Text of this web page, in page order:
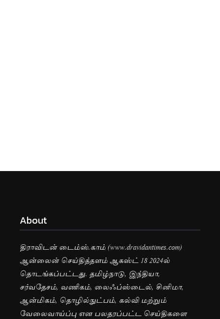
About
திராவிடன் டைம்ஸ்.காம் (www.dravidantimes.com)
ஆன்லைன் செய்தித்தளம் ஆகஸ்ட் 18 2024ல்
தொடங்கப்பட்டது. தமிழ்நாடு, இந்தியா,
சர்வதேசம், வணிகம், லைஃப்ஸ்டைல், சினிமா,
ஆன்மிகம், தொழில்நுட்பம், கல்வி மற்றும்
வேலைவாய்ப்பு என பலதரப்பட்ட செய்திகளை